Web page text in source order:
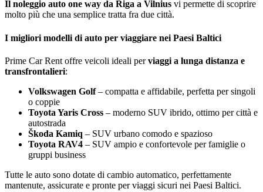
Il noleggio auto one way da Riga a Vilnius vi permette di scoprire
molto più che una semplice tratta fra due città.
I migliori modelli di auto per viaggiare nei Paesi Baltici
Prime Car Rent offre veicoli ideali perviaggi a lunga distanza e
transfrontalieri:
Volkswagen Golf– compatta e affidabile, perfetta per singoli
o coppie
Toyota Yaris Cross – moderno SUV ibrido, ottimo per città e
autostrada
Škoda Kamiq – SUV urbano comodo e spazioso
Toyota RAV4 – SUV ampio e confortevole per famiglie o
gruppi business
Tutte le auto sono dotate di cambio automatico, perfettamente
mantenute, assicurate e pronte per viaggi sicuri nei Paesi Baltici.